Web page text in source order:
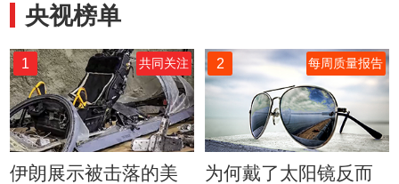
央视榜单
1 共同关注
伊朗展示被击落的美
2 每周质量报告
为何戴了太阳镜反而